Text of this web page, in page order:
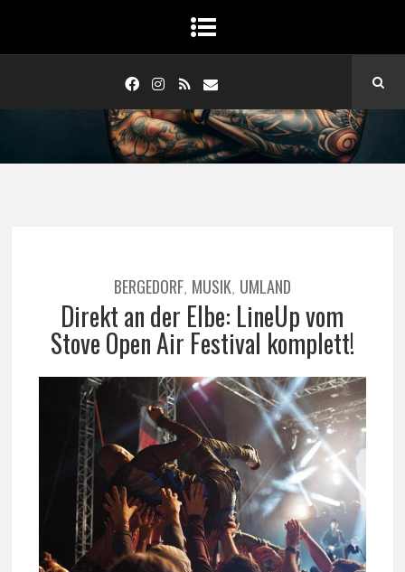
BERGEDORF, MUSIK, UMLAND
Direkt an der Elbe: LineUp vom
Stove Open Air Festival komplett!